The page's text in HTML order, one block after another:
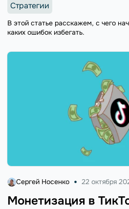
Стратегии
В этой статье расскажем, с чего
каких ошибок избегать.
Монетизация в
Сергей Носенко 22 октября